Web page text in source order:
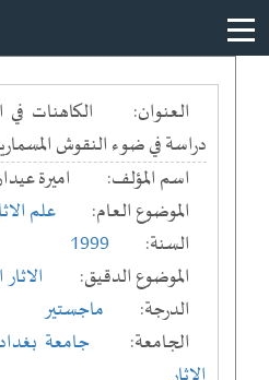
العنوان:
الكاهنات
دراسة في ضوء النقوش
اسم المؤلف:
اميرة
الموضوع العام:
علم
السنة:
1999
الموضوع الدقيق:
الدرجة:
ماجستير
الجامعة:
جامعة بغداد